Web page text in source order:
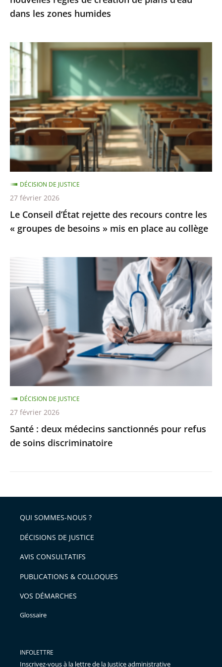
dans
zones
humides
dans les zones humides
Le
Conseil
d’État
rejette
des
recours
contre
les
«
groupes
de
besoins
»
mis
place
collège
Le Conseil d’État rejette des recours contre les
« groupes de besoins » mis en place au collège
DÉCISION DE JUSTICE
27 février 2026
:
deux
médecins
sanctionnés
pour
refus
de
soins
discriminatoire
Santé : deux médecins sanctionnés pour refus
de soins discriminatoire
DÉCISION DE JUSTICE
27 février 2026
QUI SOMMES-NOUS ?
DÉCISIONS DE JUSTICE
AVIS CONSULTATIFS
PUBLICATIONS & COLLOQUES
VOS DÉMARCHES
Glossaire
INFOLETTRE
Inscrivez-vous à la lettre de la Justice administrative